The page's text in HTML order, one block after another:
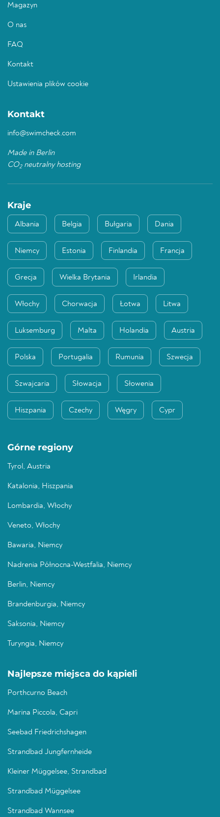
Magazyn
O nas
FAQ
Kontakt
Ustawienia plików cookie
Kontakt
info@swimcheck.com
Made in Berlin
CO2neutralny hosting
Kraje
Albania Belgia Bułgaria Dania
Niemcy Estonia Finlandia Francja
Grecja Wielka Brytania Irlandia
Włochy Chorwacja Łotwa Litwa
Luksemburg Malta Holandia Austria
Polska Portugalia Rumunia Szwecja
Szwajcaria Słowacja Słowenia
Hiszpania Czechy Węgry Cypr
Górne regiony
Tyrol, Austria
Katalonia, Hiszpania
Lombardia, Włochy
Veneto, Włochy
Bawaria, Niemcy
Nadrenia Północna-Westfalia, Niemcy
Berlin, Niemcy
Brandenburgia, Niemcy
Saksonia, Niemcy
Turyngia, Niemcy
Najlepsze miejsca do kąpieli
Porthcurno Beach
Marina Piccola, Capri
Seebad Friedrichshagen
Strandbad Jungfernheide
Kleiner Müggelsee, Strandbad
Strandbad Müggelsee
Strandbad Wannsee